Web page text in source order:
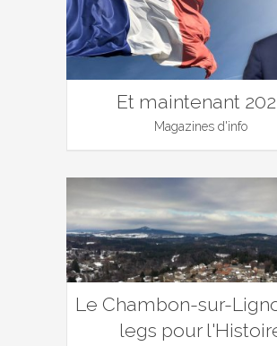
Et maintenant
Magazines d'info
Le Chambon-sur-
legs pour